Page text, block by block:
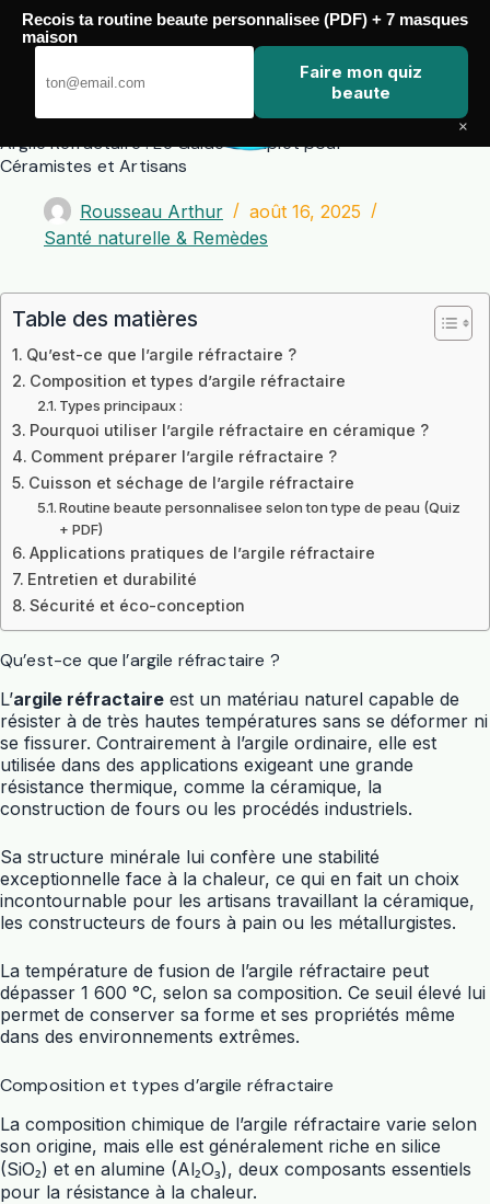
Passer
contenu
Argile Réfractaire : Le Guide Complet pour
Céramistes et Artisans
Rousseau Arthur
août 16, 2025
Santé naturelle & Remèdes
Table des matières
Qu’est-ce que l’argile réfractaire ?
Composition et types d’argile réfractaire
Types principaux :
Pourquoi utiliser l’argile réfractaire en céramique ?
Comment préparer l’argile réfractaire ?
Cuisson et séchage de l’argile réfractaire
Routine beaute personnalisee selon ton type de peau (Quiz
+ PDF)
Applications pratiques de l’argile réfractaire
Entretien et durabilité
Sécurité et éco-conception
Qu’est-ce que l’argile réfractaire ?
L’argile réfractaire est un matériau naturel capable de
résister à de très hautes températures sans se déformer ni
se fissurer. Contrairement à l’argile ordinaire, elle est
utilisée dans des applications exigeant une grande
résistance thermique, comme la céramique, la
construction de fours ou les procédés industriels.
Sa structure minérale lui confère une stabilité
exceptionnelle face à la chaleur, ce qui en fait un choix
incontournable pour les artisans travaillant la céramique,
les constructeurs de fours à pain ou les métallurgistes.
La température de fusion de l’argile réfractaire peut
dépasser 1 600 °C, selon sa composition. Ce seuil élevé lui
permet de conserver sa forme et ses propriétés même
dans des environnements extrêmes.
Composition et types d’argile réfractaire
La composition chimique de l’argile réfractaire varie selon
son origine, mais elle est généralement riche en silice
(SiO₂) et en alumine (Al₂O₃), deux composants essentiels
pour la résistance à la chaleur.
Recois ta routine beaute personnalisee (PDF) + 7 masques
maison
Faire mon quiz
beaute
×